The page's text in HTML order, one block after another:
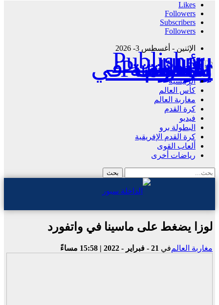
Likes
Followers
Subscribers
Followers
الإثنين - أغسطس 3- 2026
Publisher - تغطية إخبارية لكافة الأحداث الرياضية في المغرب والعالم.
الرئيسية
كأس العالم
مغاربة العالم
كرة القدم
فيديو
البطولة برو
كرة القدم الإفريقية
ألعاب القوى
رياضات أخرى
لوزا يضغط على ماسينا في واتفورد
مغاربة العالمفي 21 - فبراير - 2022 | 15:58 مساءً